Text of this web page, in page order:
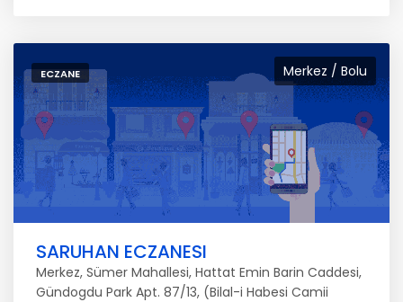
Merkez / Bolu
ECZANE
SARUHAN ECZANESI
Merkez, Sümer Mahallesi, Hattat Emin Barin Caddesi,
Gündogdu Park Apt. 87/13, (Bilal-i Habesi Camii